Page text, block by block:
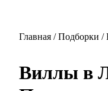
Главная / Подборки /
Виллы в